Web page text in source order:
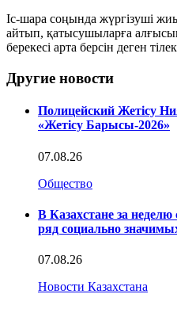
Іс-шара соңында жүргізуші
айтып, қатысушыларға алғысын
берекесі арта берсін деген
Другие новости
Полицейский Жетісу
«Жетісу Барысы-2026»
07.08.26
Общество
В Казахстане за
ряд социально
07.08.26
Новости Казахстана